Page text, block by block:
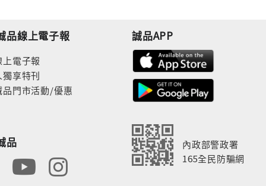
品線上電子報
電子報
享特刊
品門市活動/優惠
品
誠品APP
內政部警政署
165全民防騙網